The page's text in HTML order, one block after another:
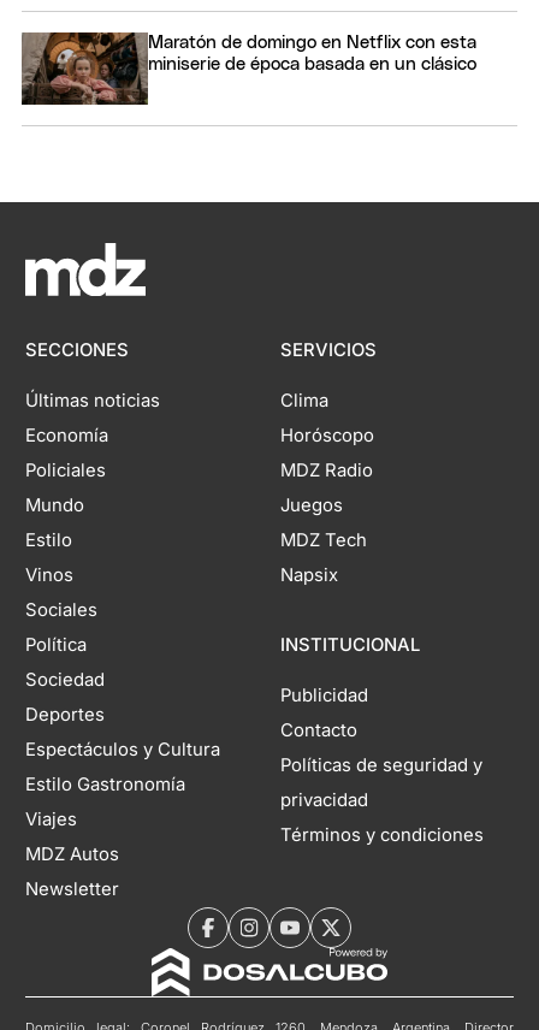
Maratón de domingo en Netflix con esta
miniserie de época basada en un clásico
SECCIONES
Últimas noticias
Economía
Policiales
Mundo
Estilo
Vinos
Sociales
Política
Sociedad
Deportes
Espectáculos y Cultura
Estilo Gastronomía
Viajes
MDZ Autos
Newsletter
SERVICIOS
Clima
Horóscopo
MDZ Radio
Juegos
MDZ Tech
Napsix
INSTITUCIONAL
Publicidad
Contacto
Políticas de seguridad y
privacidad
Términos y condiciones